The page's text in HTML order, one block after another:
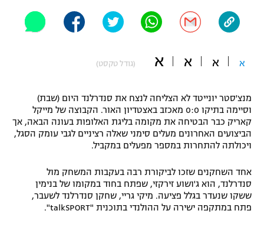
"מחצית בשכונה" – פודקאסט
משתתפים וזוכים בפרסים
תקנון עבור פעילות אלקטרה
תקנון עבור פעילות ספורט 1 – "מרלן"
טניס
גיימינג E-Sports
תנאי שימוש
אופניים
פוטבול אמריקאי NFL
בייסבול MLB
ספורט אתגרי ואקסטרים
אומנויות לחימה
א א א א (גודל טקסט)
מנצ'סטר יונייטד לא הצליחה לנצח את סנדרלנד היום (שבת)
וסיימה בתיקו 0:0 מאכזב באצטדיון האור. הקבוצה של מייקל
קאריק כבר הבטיחה את מקומה בליגת האלופות בעונה הבאה, אך
הביצועים האחרונים מעלים סימני שאלה רציניים לגבי עומק הסגל,
ויכולתה להתחרות במספר מפעלים במקביל.
אחד השחקנים שזכו לביקורת רבה בעקבות המשחק מול
סנדרלנד, הוא ג'ושוע זירקזי, שפתח בחוד במקומו של בנימין
ששקו שנעדר בגלל פציעה. מיקי גריי, שחקן סנדרלנד לשעבר,
פתח במתקפה ישירה על ההולנדי בתוכנית "talkSPORT".